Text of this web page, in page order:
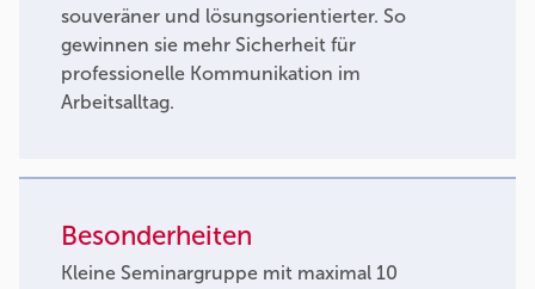
souveräner und lösungsorientierter. So
gewinnen sie mehr Sicherheit für
professionelle Kommunikation im
Arbeitsalltag.
Besonderheiten
Kleine Seminargruppe mit maximal 10